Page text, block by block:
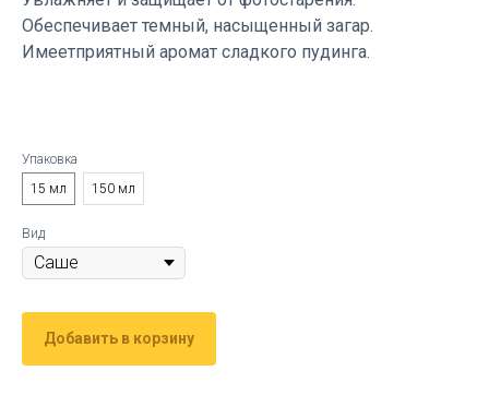
Упаковка
15 мл
150 мл
Вид
Добавить в корзину
Обеспечивает темный, насыщенный загар.
Имеетприятный аромат сладкого пудинга.